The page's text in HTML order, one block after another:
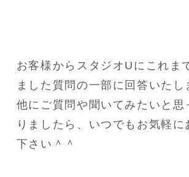
お客様からスタジオUにこれま
ました質問の一部に回答いたし
他にご質問や聞いてみたいと思
りましたら、いつでもお気軽に
下さい＾＾